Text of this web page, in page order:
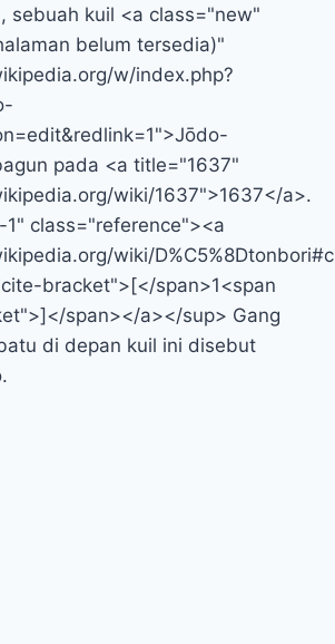
sebuah kuil <a class="new"
belum tersedia)"
w/index.php?
pada <a title="1637"
wiki/1637">1637</a>.
class="reference"><a
wiki/
bracket">[</span>1<span
span></a></sup> Gang
di depan kuil ini disebut